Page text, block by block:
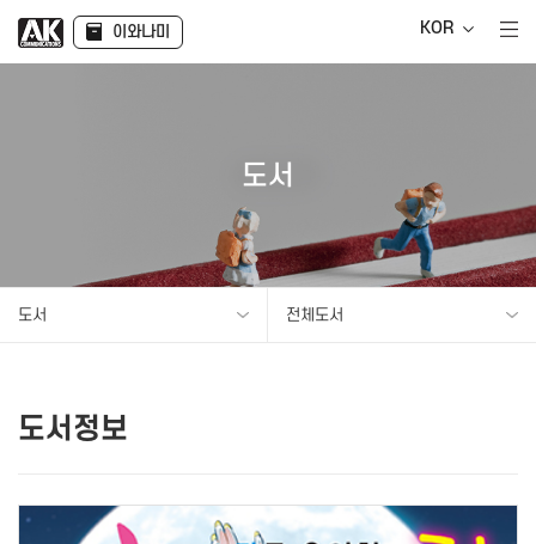
이와나미 KOR
도서
도서 전체도서
도서정보